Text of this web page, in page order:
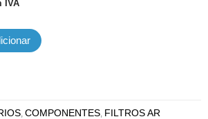
IVA
, COMPONENTES, FILTROS AR